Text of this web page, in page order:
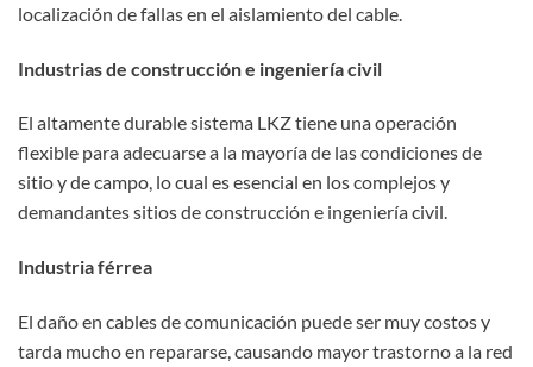
localización de fallas en el aislamiento del cable.
Industrias de construcción e ingeniería civil
El altamente durable sistema LKZ tiene una operación
flexible para adecuarse a la mayoría de las condiciones de
sitio y de campo, lo cual es esencial en los complejos y
demandantes sitios de construcción e ingeniería civil.
Industria férrea
El daño en cables de comunicación puede ser muy costos y
tarda mucho en repararse, causando mayor trastorno a la red